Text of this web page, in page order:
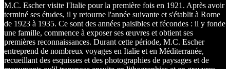
M.C. Escher visite l'Italie pour la première fois en 1921. Après avoir
terminé ses études, il y retourne l'année suivante et s'établit à Rome
de 1923 à 1935. Ce sont des années paisibles et fécondes : il y fonde
une famille, commence à exposer ses œuvres et obtient ses
premières reconnaissances. Durant cette période, M.C. Escher
entreprend de nombreux voyages en Italie et en Méditerranée,
recueillant des esquisses et des photographies de paysages et de